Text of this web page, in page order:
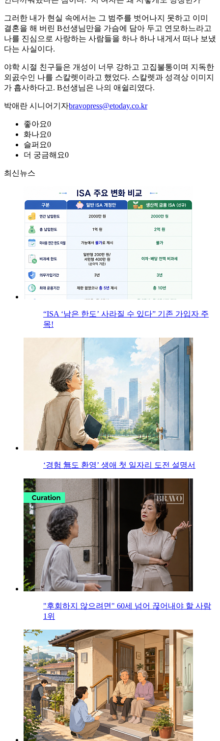
그러한 내가 현실 속에서는 그 범주를 벗어나지 못하고 이미
결혼을 해 버린 B선생님만을 가슴에 담아 두고 연모하느라고
나를 진심으로 사랑하는 사람들을 하나 하나 내게서 떠나 보냈
다는 사실이다.
야학 시절 친구들은 개성이 너무 강하고 고집불통이며 지독한
외곬수인 나를 스칼렛이라고 했었다. 스칼렛과 성격상 이미지
가 흡사하다고. B선생님은 나의 애쉴리였다.
박애란 시니어기자bravopress@etoday.co.kr
좋아요0
화나요0
슬퍼요0
더 궁금해요0
최신뉴스
“ISA ‘남은 한도’ 사라질 수 있다” 기존 가입자 주
목!
‘경험 無도 환영’ 생애 첫 일자리 도전 설명서
"후회하지 않으려면" 60세 넘어 끊어내야 할 사람
1위